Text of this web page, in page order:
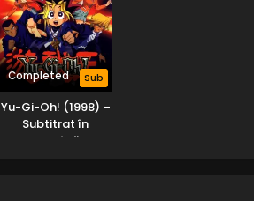
Completed Sub
Yu-Gi-Oh! (1998) –
Subtitrat în
Română